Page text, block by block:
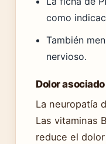
como
También
nervioso.
Dolor
La neuropatía
Las vitaminas
reduce el